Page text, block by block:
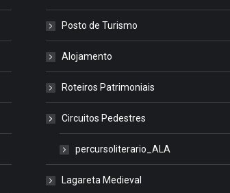
Posto de Turismo
Alojamento
Roteiros Patrimoniais
Circuitos Pedestres
percursoliterario_ALA
Lagareta Medieval